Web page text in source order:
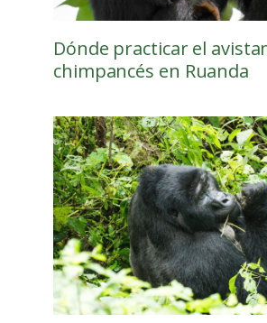
Dónde practicar el
chimpancés en Ruanda